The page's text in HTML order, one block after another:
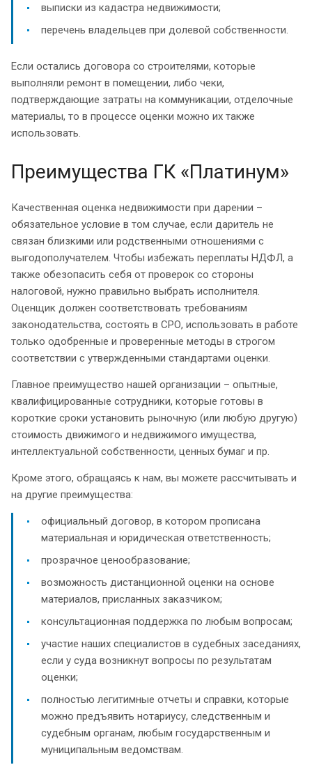
выписки из кадастра недвижимости;
перечень владельцев при долевой собственности.
Если остались договора со строителями, которые
выполняли ремонт в помещении, либо чеки,
подтверждающие затраты на коммуникации, отделочные
материалы, то в процессе оценки можно их также
использовать.
Преимущества ГК «Платинум»
Качественная оценка недвижимости при дарении –
обязательное условие в том случае, если даритель не
связан близкими или родственными отношениями с
выгодополучателем. Чтобы избежать переплаты НДФЛ, а
также обезопасить себя от проверок со стороны
налоговой, нужно правильно выбрать исполнителя.
Оценщик должен соответствовать требованиям
законодательства, состоять в СРО, использовать в работе
только одобренные и проверенные методы в строгом
соответствии с утвержденными стандартами оценки.
Главное преимущество нашей организации – опытные,
квалифицированные сотрудники, которые готовы в
короткие сроки установить рыночную (или любую другую)
стоимость движимого и недвижимого имущества,
интеллектуальной собственности, ценных бумаг и пр.
Кроме этого, обращаясь к нам, вы можете рассчитывать и
на другие преимущества:
официальный договор, в котором прописана
материальная и юридическая ответственность;
прозрачное ценообразование;
возможность дистанционной оценки на основе
материалов, присланных заказчиком;
консультационная поддержка по любым вопросам;
участие наших специалистов в судебных заседаниях,
если у суда возникнут вопросы по результатам
оценки;
полностью легитимные отчеты и справки, которые
можно предъявить нотариусу, следственным и
судебным органам, любым государственным и
муниципальным ведомствам.